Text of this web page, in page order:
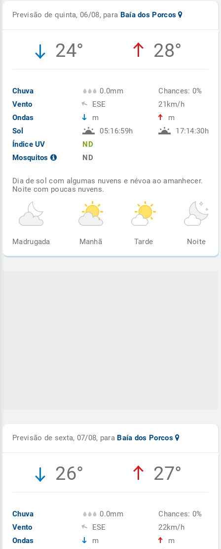
Previsão de quinta, 06/08, para Baía dos Porcos
24° 28°
Chuva
Vento
Ondas
Sol
Índice UV
Mosquitos
0.0mm
ESE
m
05:16:59h
ND
ND
Chances: 0%
21km/h
m
17:14:30h
Dia de sol com algumas nuvens e névoa ao amanhecer.
Noite com poucas nuvens.
Madrugada Manhã Tarde Noite
Previsão de sexta, 07/08, para Baía dos Porcos
26° 27°
Chuva
Vento
Ondas
0.0mm
ESE
m
Chances: 0%
22km/h
m